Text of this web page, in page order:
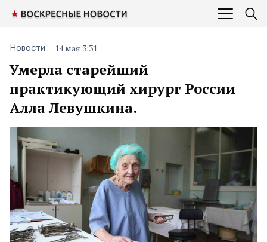
Умерла старейший
практикующий хирург России
Алла Левушкина.
Новости 14 мая 3:31